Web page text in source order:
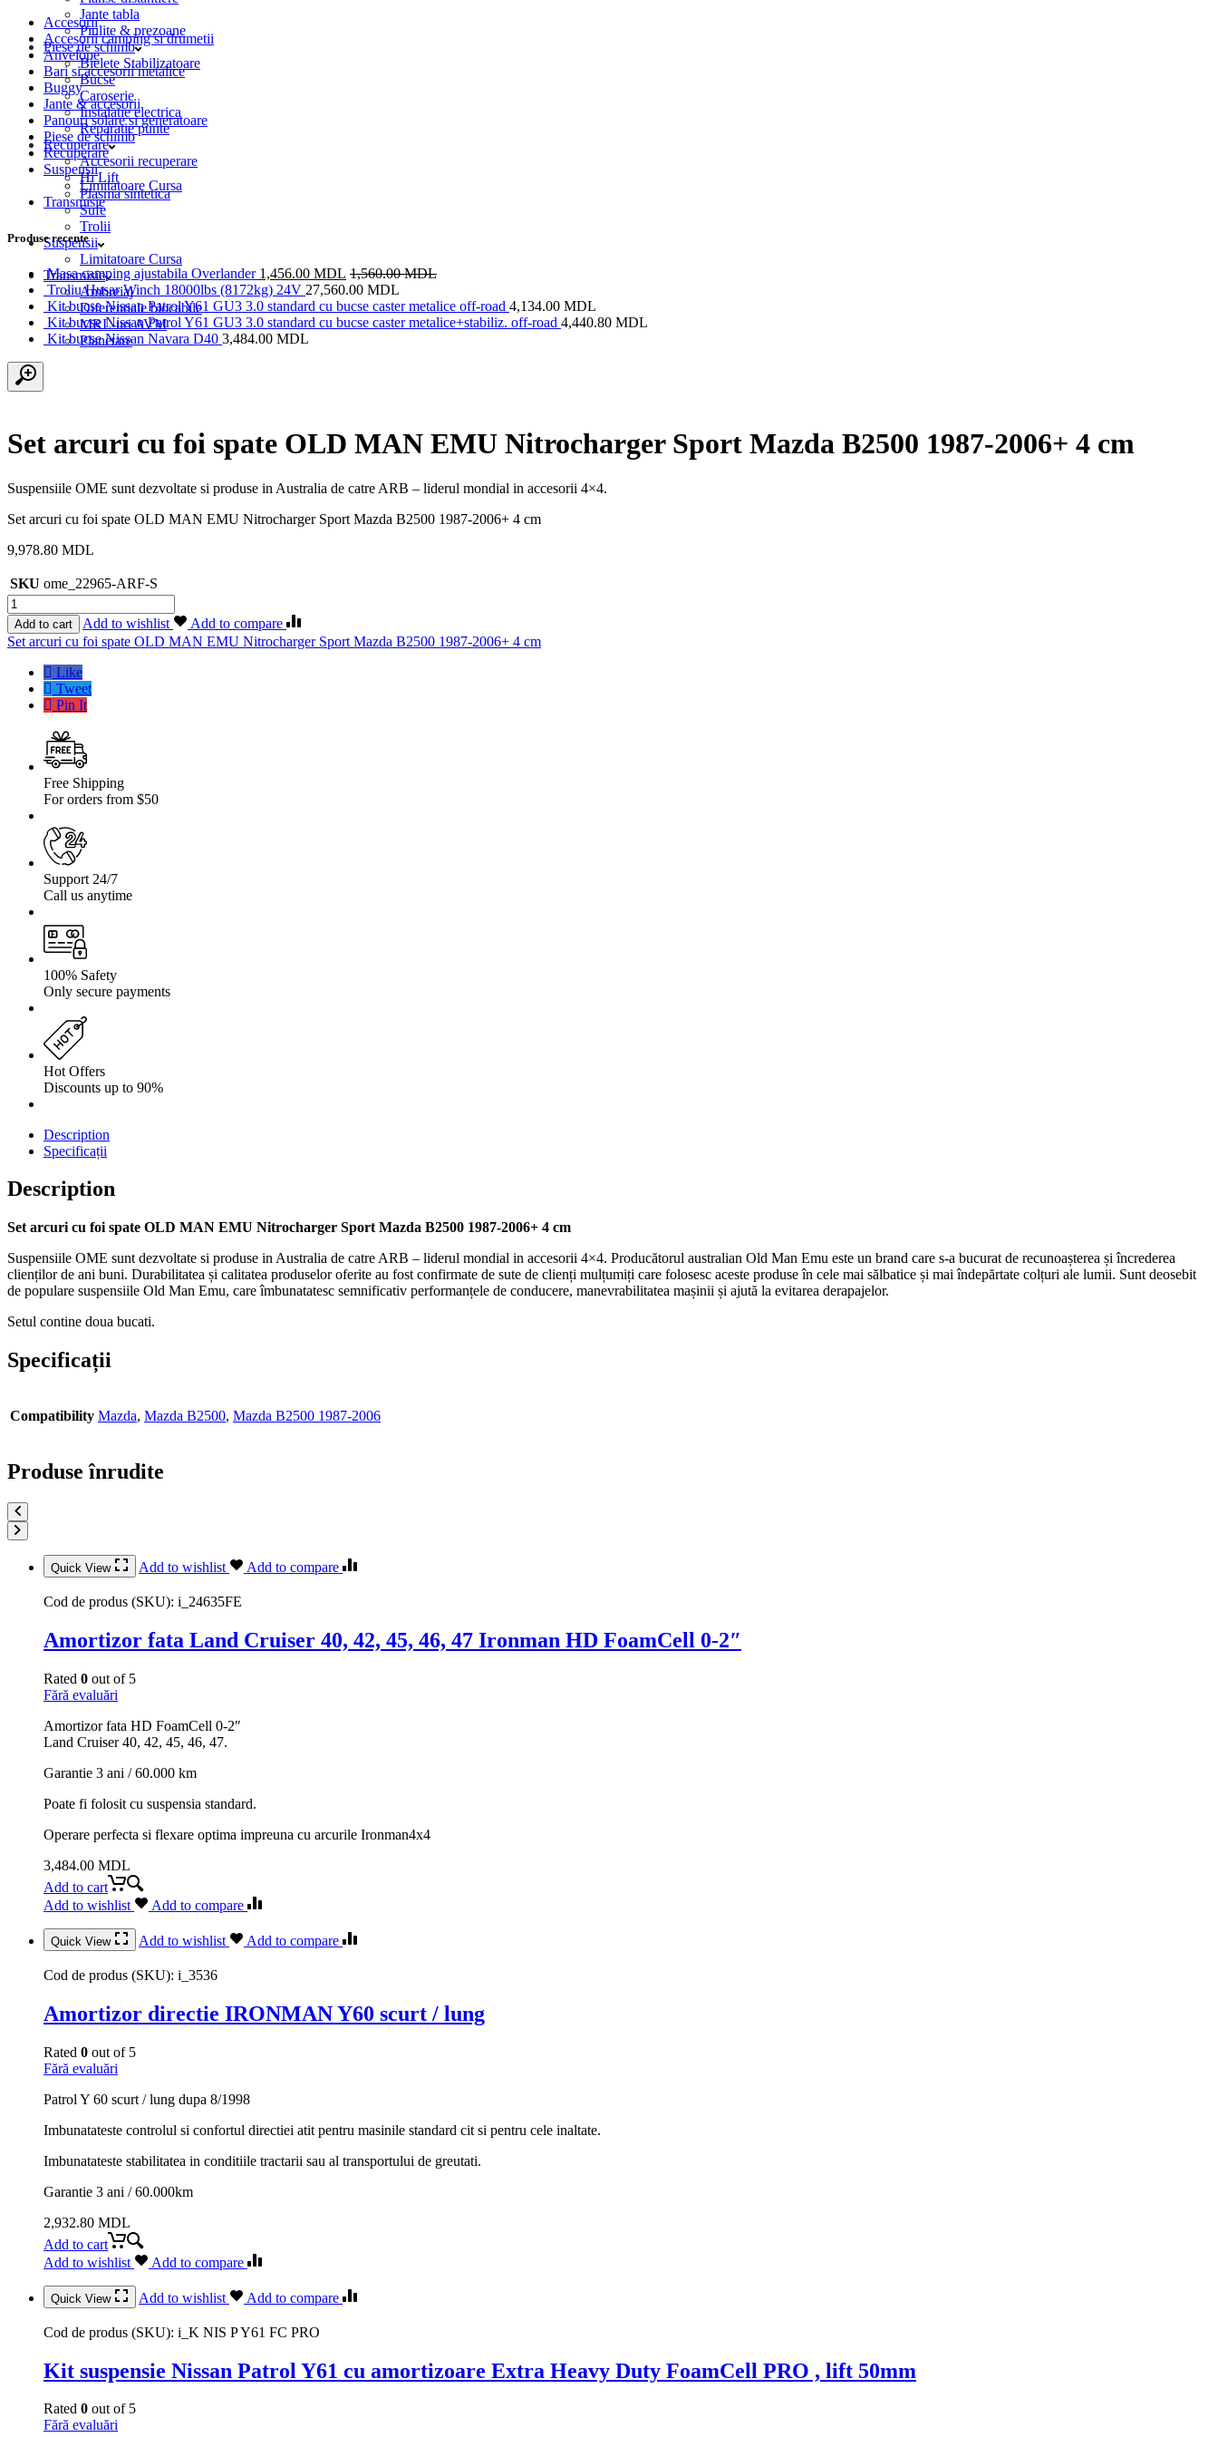
Jante tabla
Piulite & prezoane
Piese de schimb
Bielete Stabilizatoare
Bucse
Caroserie
Instalatie electrica
Reparatie punte
Recuperare
Accesorii recuperare
Hi Lift
Plasma sintetica
Sufe
Trolii
Suspensii
Limitatoare Cursa
Transmisie
Ambreiaj
Diferentiale blocabile
MRL-uri AVM
Planetare
Accesorii
Accesorii camping si drumetii
Anvelope
Bari si accesorii metalice
Buggy
Jante & accesorii
Panouri solare si generatoare
Piese de schimb
Recuperare
Suspensii
Limitatoare Cursa
Transmisie
Produse recente
Masa camping ajustabila Overlander 1,456.00 MDL 1,560.00MDL
Troliu Husar Winch 18000lbs (8172kg) 24V 27,560.00 MDL
Kit bucse Nissan Patrol Y61 GU3 3.0 standard cu bucse caster metalice off-road 4,134.00 MDL
Kit bucse Nissan Patrol Y61 GU3 3.0 standard cu bucse caster metalice+stabiliz. off-road 4,440.80 MDL
Kit bucse Nissan Navara D40 3,484.00 MDL
Set arcuri cu foi spate OLD MAN EMU Nitrocharger Sport Mazda B2500 1987-2006+ 4 cm
Suspensiile OME sunt dezvoltate si produse in Australia de catre ARB – liderul mondial in accesorii 4×4.
Set arcuri cu foi spate OLD MAN EMU Nitrocharger Sport Mazda B2500 1987-2006+ 4 cm
9,978.80 MDL
SKU ome_22965-ARF-S
Cantitate
Set
arcuri
cu
Nitrocharger
Sport
Mazda
B2500
1987-
Add to cart Add to wishlist
Add to compare
Etichetă:
Set arcuri cu foi spate OLD MAN EMU Nitrocharger Sport Mazda B2500 1987-2006+ 4 cm
Like
Tweet
Pin It
Free Shipping
For orders from $50
Support 24/7
Call us anytime
100% Safety
Only secure payments
Hot Offers
Discounts up to 90%
Description
Specificații
Description
Set arcuri cu foi spate OLD MAN EMU Nitrocharger Sport Mazda B2500 1987-2006+ 4 cm
Suspensiile OME sunt dezvoltate si produse in Australia de catre ARB – liderul mondial in accesorii 4×4. Producătorul australian Old Man Emu este un brand care s-a bucurat de recunoașterea și încrederea
clienților de ani buni. Durabilitatea și calitatea produselor oferite au fost confirmate de sute de clienți mulțumiți care folosesc aceste produse în cele mai sălbatice și mai îndepărtate colțuri ale lumii. Sunt deosebit
de populare suspensiile Old Man Emu, care îmbunatatesc semnificativ performanțele de conducere, manevrabilitatea mașinii și ajută la evitarea derapajelor.
Setul contine doua bucati.
Specificații
Compatibility Mazda, Mazda B2500, Mazda B2500 1987-2006
Produse înrudite
Quick View Add to wishlist Add to compare
Cod de produs (SKU): i_24635FE
Amortizor fata Land Cruiser 40, 42, 45, 46, 47 Ironman HD FoamCell 0-2″
Rated 0 out of 5
Fără evaluări
Amortizor fata HD FoamCell 0-2″
Land Cruiser 40, 42, 45, 46, 47.
Garantie 3 ani / 60.000 km
Poate fi folosit cu suspensia standard.
Operare perfecta si flexare optima impreuna cu arcurile Ironman4x4
3,484.00 MDL
Add to cart
Add to wishlist
Add to compare
Quick View Add to wishlist Add to compare
Cod de produs (SKU): i_3536
Amortizor directie IRONMAN Y60 scurt / lung
Rated 0 out of 5
Fără evaluări
Patrol Y 60 scurt / lung dupa 8/1998
Imbunatateste controlul si confortul directiei atit pentru masinile standard cit si pentru cele inaltate.
Imbunatateste stabilitatea in conditiile tractarii sau al transportului de greutati.
Garantie 3 ani / 60.000km
2,932.80 MDL
Add to cart
Add to wishlist
Add to compare
Quick View Add to wishlist Add to compare
Cod de produs (SKU): i_K NIS P Y61 FC PRO
Kit suspensie Nissan Patrol Y61 cu amortizoare Extra Heavy Duty FoamCell PRO , lift 50mm
Rated 0 out of 5
Fără evaluări